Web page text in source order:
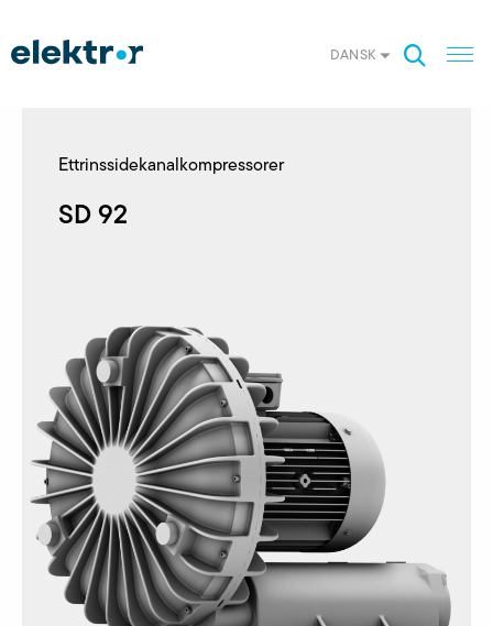
DANSK
Ettrinssidekanalkompressorer
SD 92